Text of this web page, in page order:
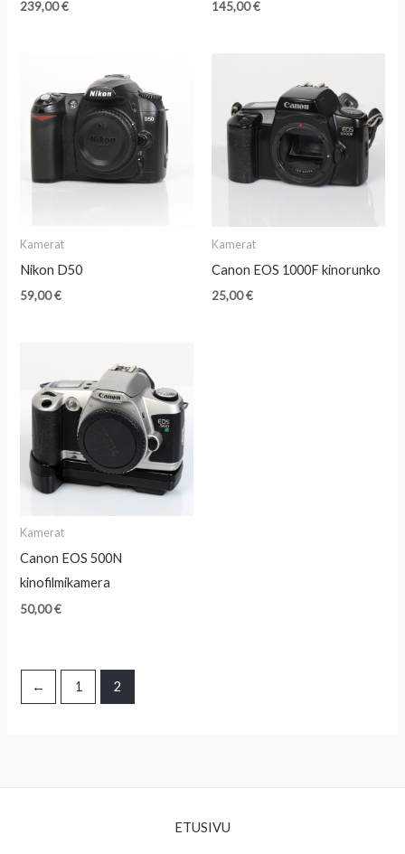
239,00€ 145,00€
Kamerat
Nikon D50
59,00€
Kamerat
Canon EOS 1000F kinorunko
25,00€
Kamerat
Canon EOS 500N
kinofilmikamera
50,00€
← 1 2
ETUSIVU